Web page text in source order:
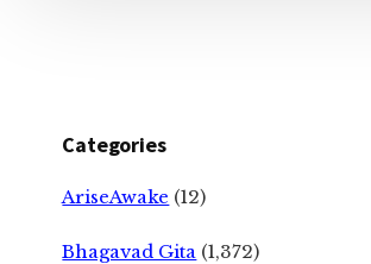
Categories
AriseAwake (12)
Bhagavad Gita (1,372)